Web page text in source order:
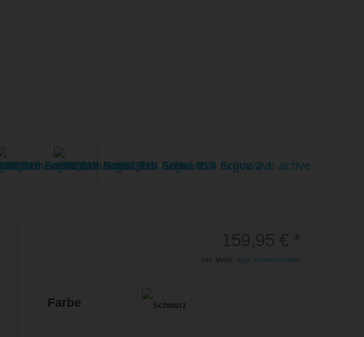
inkl. MwSt. zzgl. Versandkosten
Farbe